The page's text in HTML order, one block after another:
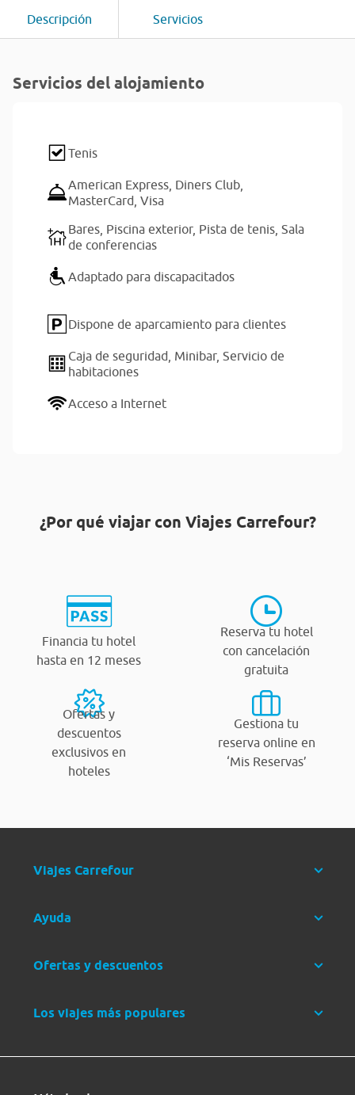
Descripción Servicios
Servicios del alojamiento
Tenis
American Express, Diners Club,
MasterCard, Visa
Bares, Piscina exterior, Pista de tenis, Sala
de conferencias
Adaptado para discapacitados
Dispone de aparcamiento para clientes
Caja de seguridad, Minibar, Servicio de
habitaciones
Acceso a Internet
¿Por qué viajar con Viajes Carrefour?
Financia tu hotel
hasta en 12 meses
Reserva tu hotel
con cancelación
gratuita
Ofertas y
descuentos
exclusivos en
hoteles
Gestiona tu
reserva online en
‘Mis Reservas’
Viajes Carrefour
Ayuda
Ofertas y descuentos
Los viajes más populares